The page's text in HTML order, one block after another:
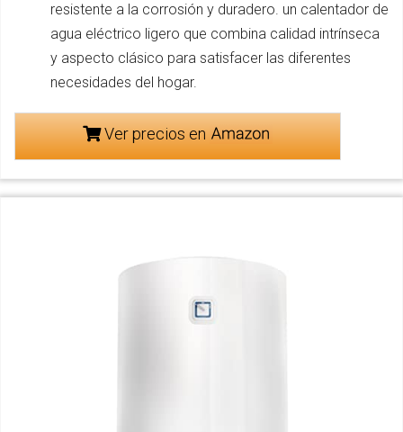
resistente a la corrosión y duradero. un calentador de
agua eléctrico ligero que combina calidad intrínseca
y aspecto clásico para satisfacer las diferentes
necesidades del hogar.
Ver precios en